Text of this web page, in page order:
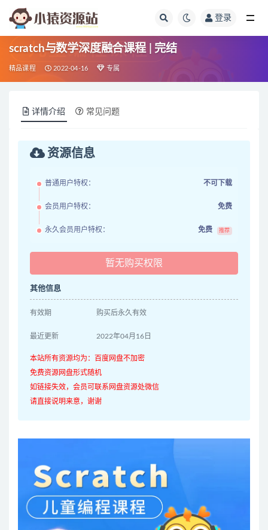
登录
scratch与数学深度融合课程 | 完结
精品课程 2022-04-16 专属
详情介绍 常见问题
资源信息
普通用户特权： 不可下载
会员用户特权： 免费
永久会员用户特权： 免费 推荐
暂无购买权限
其他信息
有效期 购买后永久有效
最近更新 2022年04月16日
本站所有资源均为：百度网盘不加密
免费资源网盘形式随机
如链接失效，会员可联系网盘资源处微信
请直接说明来意，谢谢